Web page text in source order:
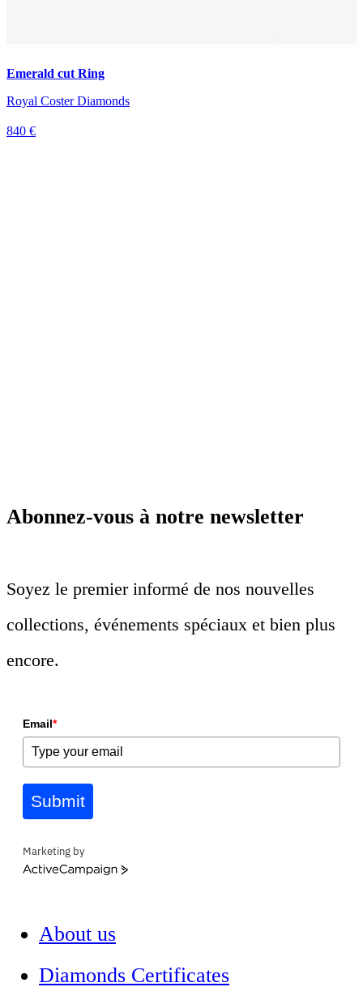
Emerald cut Ring
Royal Coster Diamonds
840 €
Abonnez-vous à notre newsletter
Soyez le premier informé de nos nouvelles
collections, événements spéciaux et bien plus
encore.
Email*
Submit
Marketing by
ActiveCampaign
About us
Diamonds Certificates